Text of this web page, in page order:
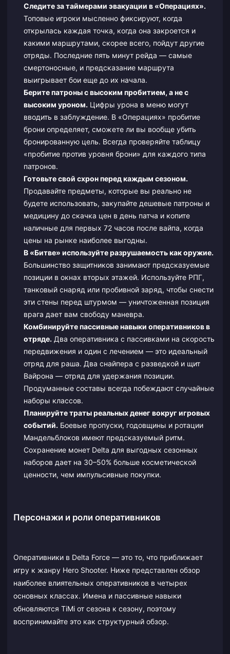
Следите за таймерами эвакуации в «Операциях».
Топовые игроки мысленно фиксируют, когда
открылась каждая точка, когда она закроется и
какими маршрутами, скорее всего, пойдут другие
отряды. Последние пять минут рейда — самые
смертоносные, и предсказание маршрута
выигрывает бои еще до их начала.
Берите патроны с высоким пробитием, а не с
высоким уроном. Цифры урона в меню могут
вводить в заблуждение. В «Операциях» пробитие
брони определяет, сможете ли вы вообще убить
бронированную цель. Всегда проверяйте таблицу
«пробитие против уровня брони» для каждого типа
патронов.
Готовьте свой схрон перед каждым сезоном.
Продавайте предметы, которые вы реально не
будете использовать, закупайте дешевые патроны и
медицину до скачка цен в день патча и копите
наличные для первых 72 часов после вайпа, когда
цены на рынке наиболее выгодны.
В «Битве» используйте разрушаемость как оружие.
Большинство защитников занимают предсказуемые
позиции в окнах вторых этажей. Используйте РПГ,
танковый снаряд или пробивной заряд, чтобы снести
эти стены перед штурмом — уничтоженная позиция
врага дает вам свободу маневра.
Комбинируйте пассивные навыки оперативников в
отряде. Два оперативника с пассивками на скорость
передвижения и один с лечением — это идеальный
отряд для раша. Два снайпера с разведкой и щит
Вайрона — отряд для удержания позиции.
Продуманные составы всегда побеждают случайные
наборы классов.
Планируйте траты реальных денег вокруг игровых
событий. Боевые пропуски, годовщины и ротации
Мандельблоков имеют предсказуемый ритм.
Сохранение монет Delta для выгодных сезонных
наборов дает на 30–50% больше косметической
ценности, чем импульсивные покупки.
Персонажи и роли оперативников
Оперативники в Delta Force — это то, что приближает
игру к жанру Hero Shooter. Ниже представлен обзор
наиболее влиятельных оперативников в четырех
основных классах. Имена и пассивные навыки
обновляются TiMi от сезона к сезону, поэтому
воспринимайте это как структурный обзор.